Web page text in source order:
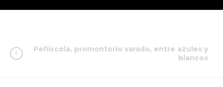
Peñíscola, promontorio varado, entre azules y
blancos